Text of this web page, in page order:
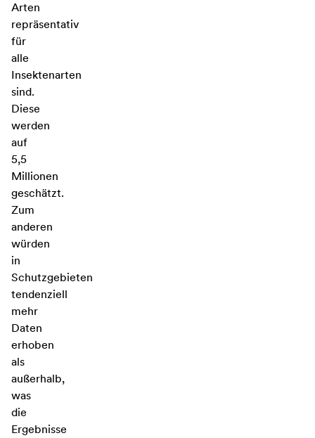
Arten
repräsentativ
für
alle
Insektenarten
sind.
Diese
werden
auf
5,5
Millionen
geschätzt.
Zum
anderen
würden
in
Schutzgebieten
tendenziell
mehr
Daten
erhoben
als
außerhalb,
was
die
Ergebnisse